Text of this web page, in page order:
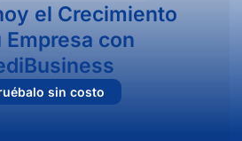
el Crecimiento
Empresa con
uébalo sin costo